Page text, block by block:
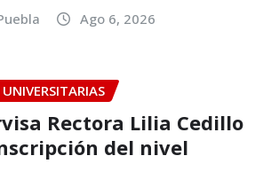
Ago 6, 2026
UNIVERSITARIAS
Rectora Lilia Cedillo
del nivel